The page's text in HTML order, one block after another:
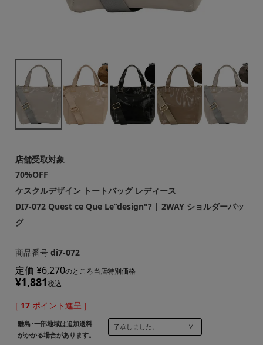
店舗受取対象
70%OFF
ケスクルデザイン トートバッグ レディース
DI7-072 Quest ce Que Le”design"? | 2WAY ショルダーバッ
グ
商品番号 di7-072
定価 ¥6,270のところ当店特別価格
¥1,881税込
[ 17 ポイント進呈 ]
離島･一部地域は追加送料
がかかる場合があります。